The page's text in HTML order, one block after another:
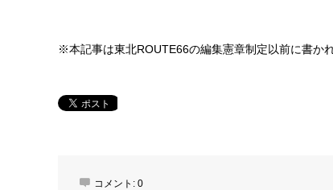
※本記事は東北ROUTE66の編集憲章制定以前に書かれ
コメント: 0